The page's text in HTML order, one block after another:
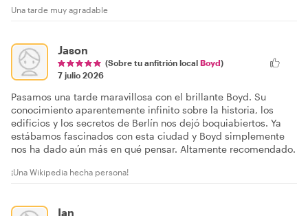
Una tarde muy agradable
Jason
(Sobre tu anfitrión local Boyd)
7 julio 2026
Pasamos una tarde maravillosa con el brillante Boyd. Su
conocimiento aparentemente infinito sobre la historia, los
edificios y los secretos de Berlín nos dejó boquiabiertos. Ya
estábamos fascinados con esta ciudad y Boyd simplemente
nos ha dado aún más en qué pensar. Altamente recomendado.
¡Una Wikipedia hecha persona!
Ian